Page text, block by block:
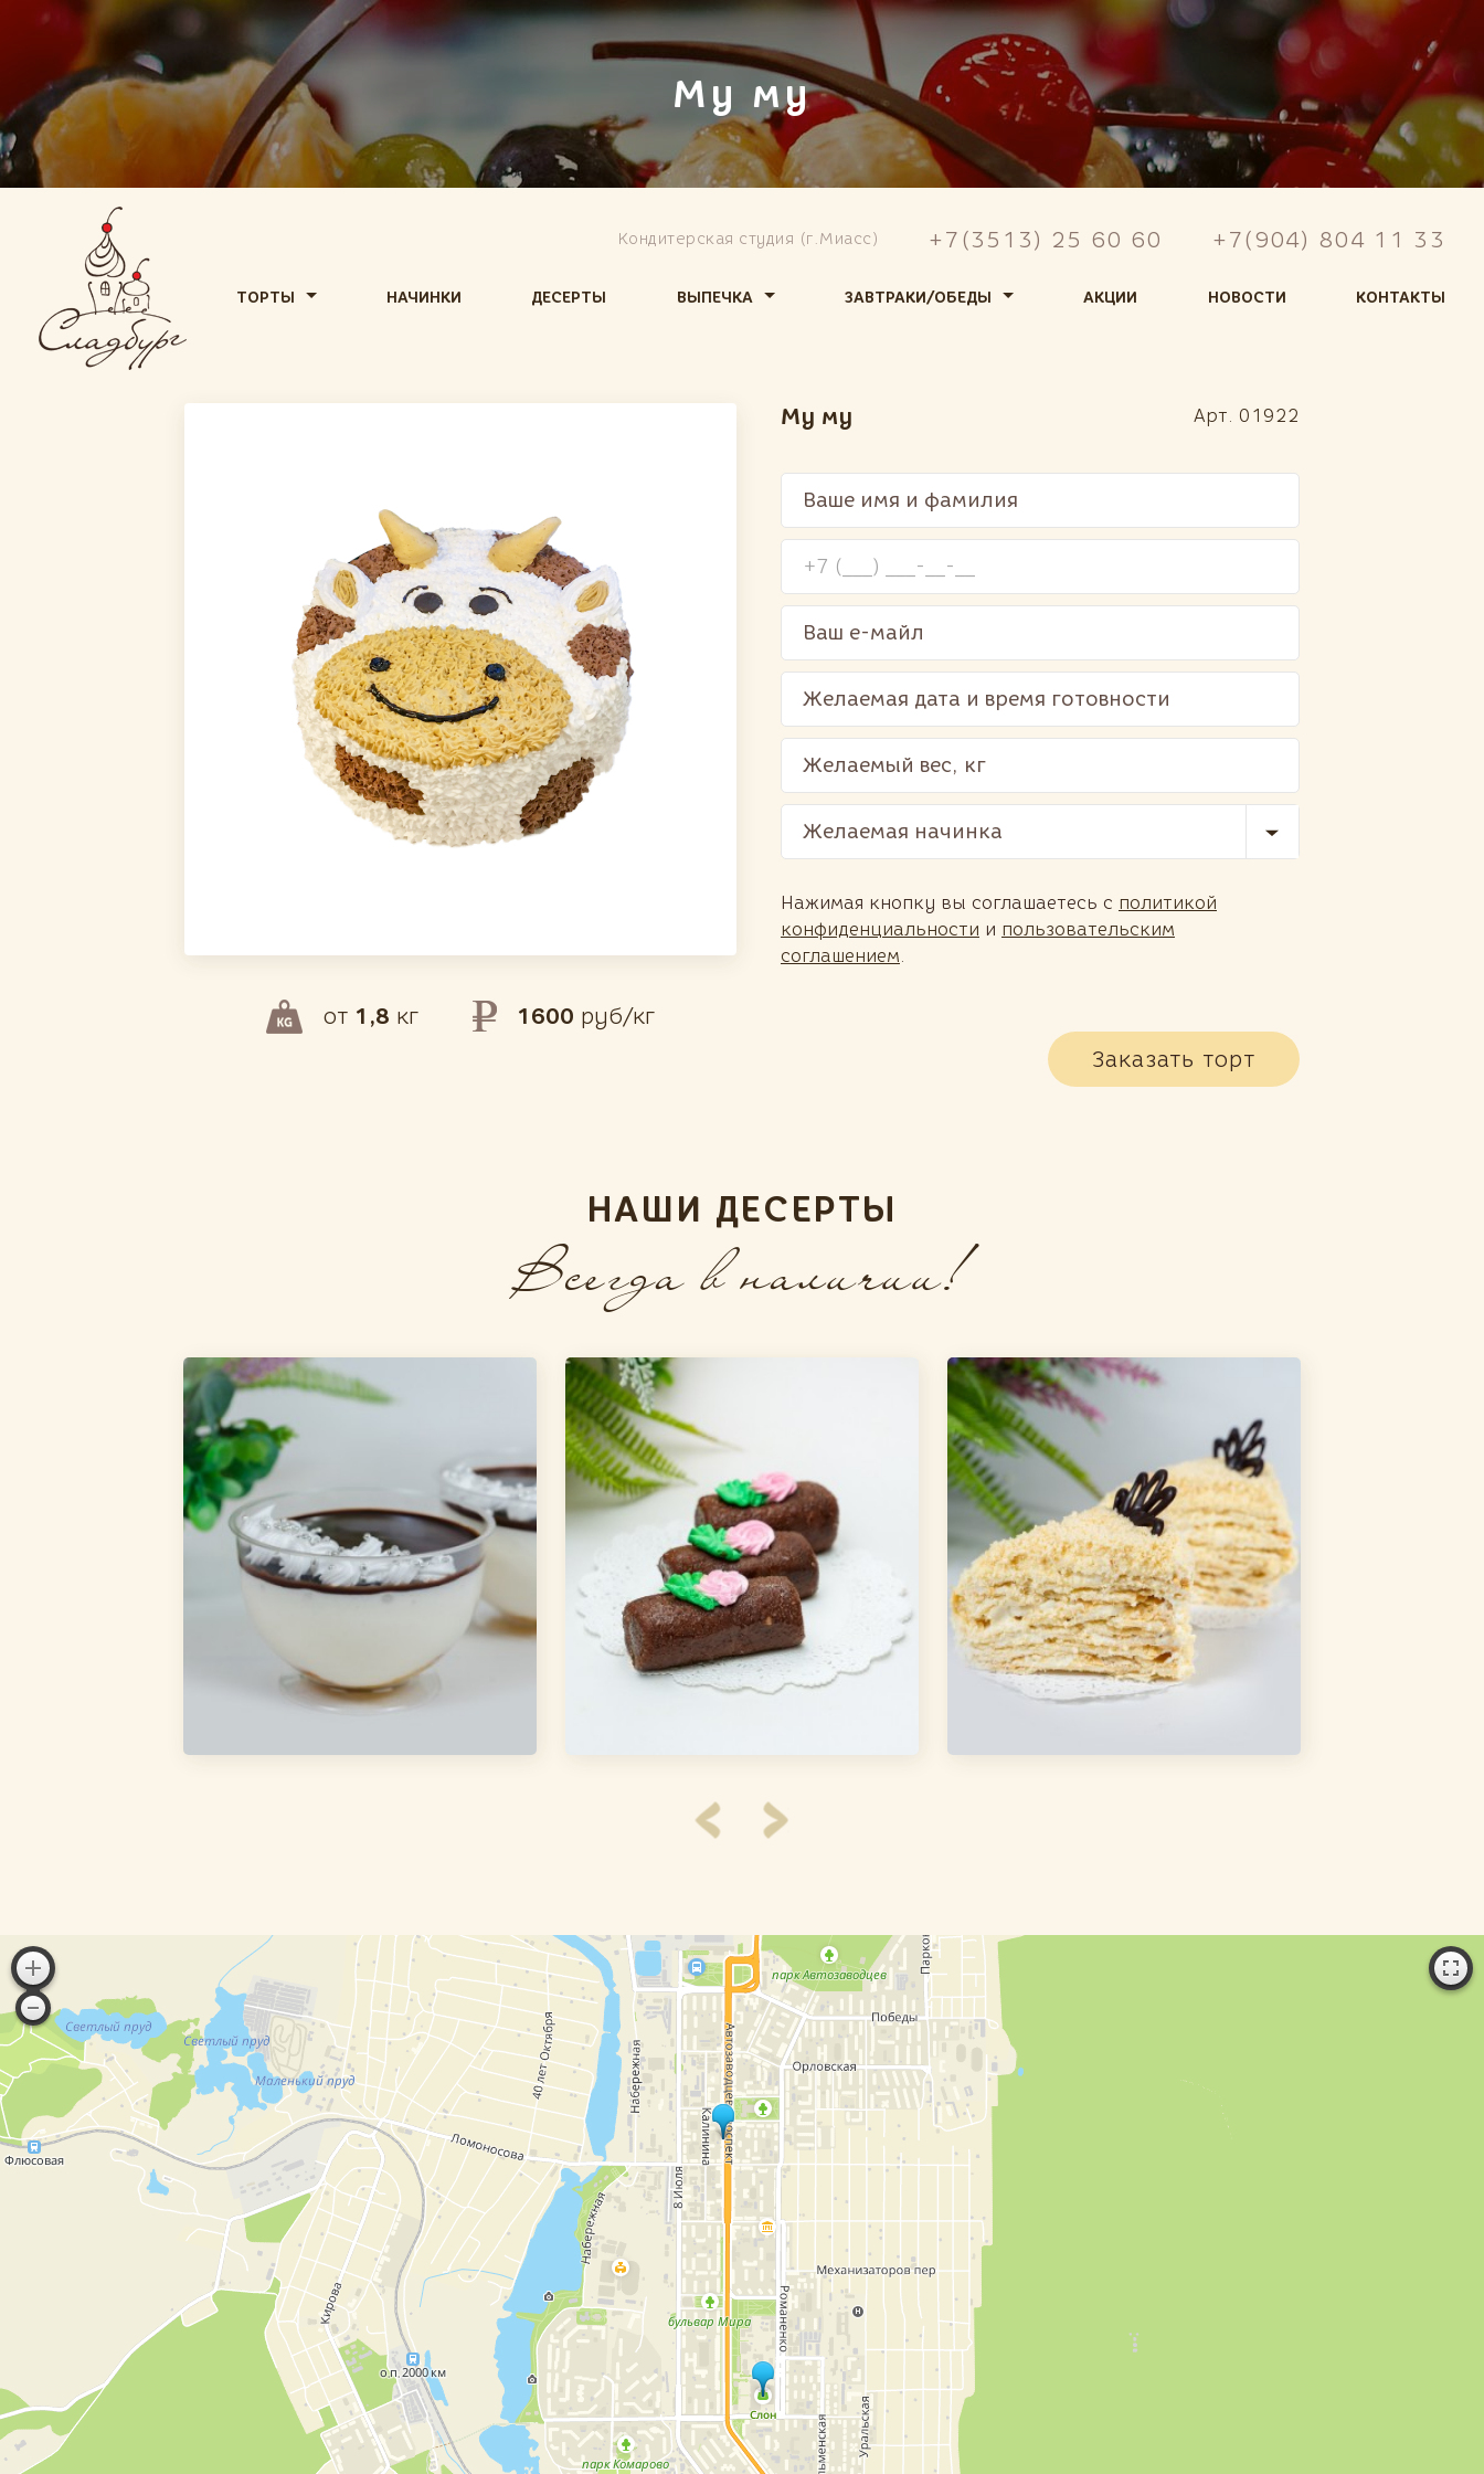
Му му
ТОРТЫ НАЧИНКИ ДЕСЕРТЫ ВЫПЕЧКА ЗАВТРАКИ/ОБЕДЫ АКЦИИ НОВОСТИ КОНТАКТЫ
Кондитерская студия (г.Миасс) +7(3513) 25 60 60 +7(904) 804 11 33
от 1,8 кг 1600 руб/кг
Му му Арт. 01922
Желаемая начинка
Нажимая кнопку вы соглашаетесь с политикой
конфиденциальности и пользовательским
соглашением.
Заказать торт
НАШИ ДЕСЕРТЫ
Всегда в наличии!